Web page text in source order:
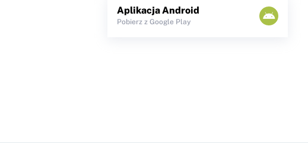
Aplikacja Android
Pobierz z Google Play